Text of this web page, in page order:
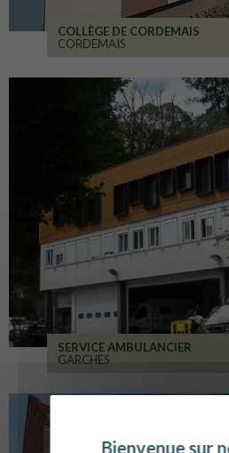
COLLÈGE DE CORDEMAIS
CORDEMAIS
SERVICE AMBULANCIER
GARCHES